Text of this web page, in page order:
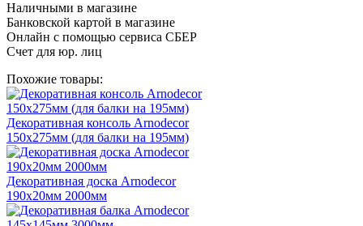
Наличными в магазине
Банковской картой в магазине
Онлайн с помощью сервиса СБЕР
Счет для юр. лиц
Похожие товары:
Декоративная консоль Arnodecor
150х275мм (для балки на 195мм)
Декоративная доска Arnodecor
190х20мм 2000мм